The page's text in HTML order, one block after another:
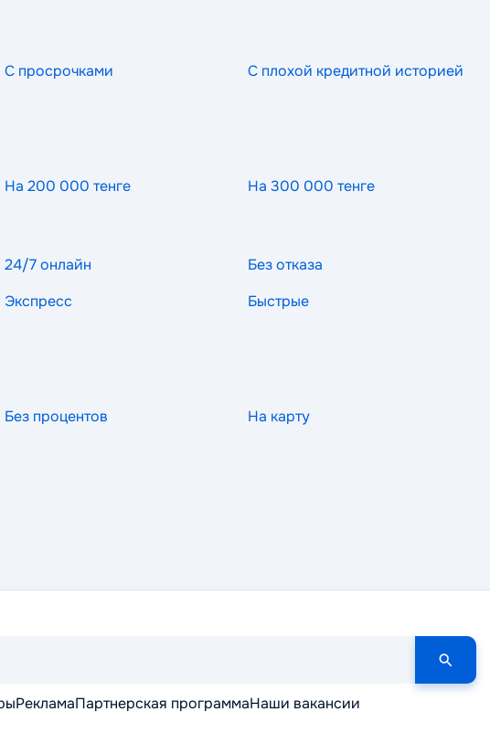
С просрочками
С плохой кредитной историей
На 200 000 тенге На 300 000 тенге
24/7 онлайн
Без отказа
Экспресс
Быстрые
Без процентов
На карту
РекламаПартнерская программаНаши вакансии